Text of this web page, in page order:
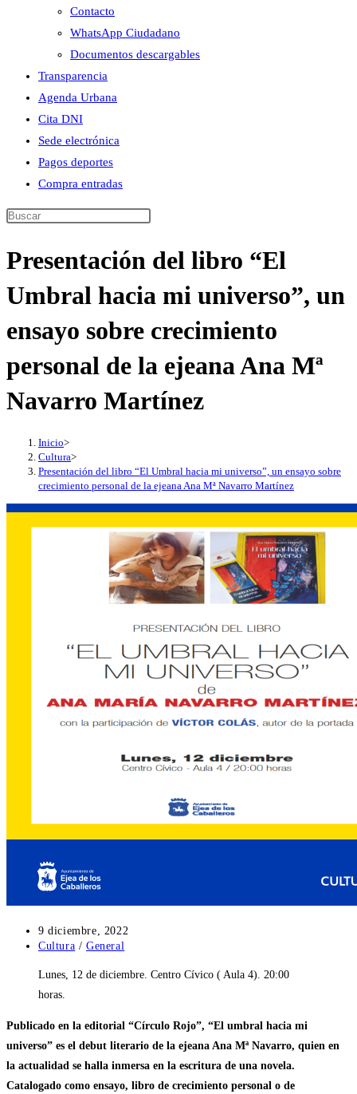
Contacto
WhatsApp Ciudadano
Documentos descargables
Transparencia
Agenda Urbana
Cita DNI
Sede electrónica
Pagos deportes
Compra entradas
Buscar
esta
Presentación del libro “El
Umbral hacia mi universo”, un
ensayo sobre crecimiento
personal de la ejeana Ana Mª
Navarro Martínez
Inicio>
Cultura>
Presentación del libro “El Umbral hacia mi universo”, un ensayo sobre
crecimiento personal de la ejeana Ana Mª Navarro Martínez
Publicación
de
entrada:
9 diciembre, 2022
Categoría
la
entrada:
Cultura / General
Lunes, 12 de diciembre. Centro Cívico ( Aula 4). 20:00
horas.
Publicado en la editorial “Círculo Rojo”, “El umbral hacia mi
universo” es el debut literario de la ejeana Ana Mª Navarro, quien en
la actualidad se halla inmersa en la escritura de una novela.
Catalogado como ensayo, libro de crecimiento personal o de